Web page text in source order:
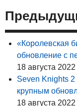
«Королевская
обновление с
18 августа 2022
Seven Knights 2
крупным
18 августа 2022